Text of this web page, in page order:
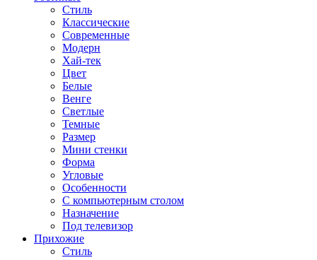
Стиль
Классические
Современные
Модерн
Хай-тек
Цвет
Белые
Венге
Светлые
Темные
Размер
Мини стенки
Форма
Угловые
Особенности
С компьютерным столом
Назначение
Под телевизор
Прихожие
Стиль